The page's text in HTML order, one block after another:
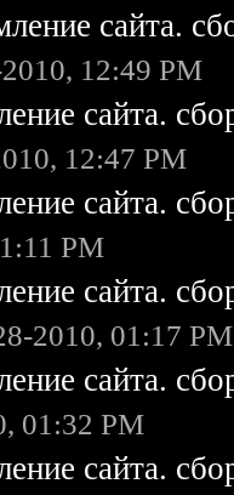
сайта.
12:49 PM
сайта.
12:47 PM
сайта.
PM
сайта.
2010, 01:17 PM
сайта.
01:32 PM
сайта.